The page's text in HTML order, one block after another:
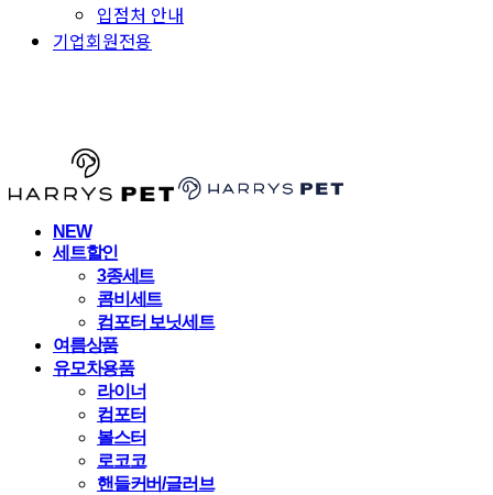
입점처 안내
기업회원전용
NEW
세트할인
3종세트
콤비세트
컴포터 보닛세트
여름상품
유모차용품
라이너
컴포터
볼스터
로코코
핸들커버/글러브